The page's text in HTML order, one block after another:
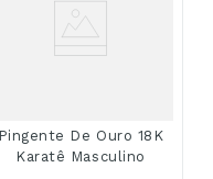
Pingente De Ouro 18K
Karatê Masculino